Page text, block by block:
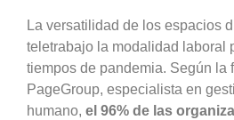
La versatilidad de los espacios
teletrabajo la modalidad laboral
tiempos de pandemia. Según la
PageGroup, especialista en
humano, el 96% de las